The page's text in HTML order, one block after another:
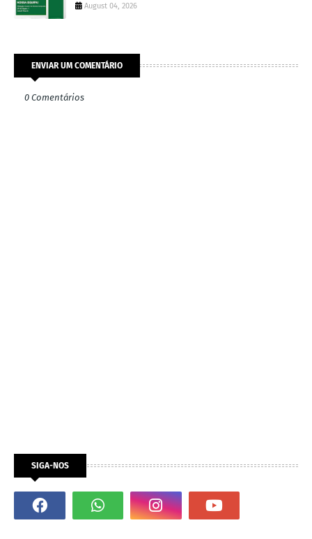
August 04, 2026
ENVIAR UM COMENTÁRIO
0 Comentários
SIGA-NOS